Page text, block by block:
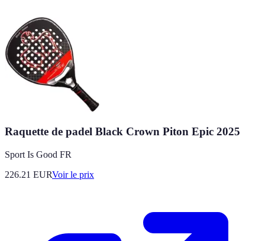
Raquette de padel Black Crown Piton Epic 2025
Sport Is Good FR
226.21 EURVoir le prix